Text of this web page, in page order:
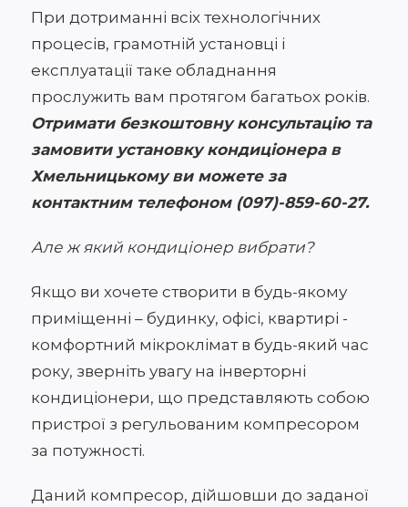
При дотриманні всіх технологічних
процесів, грамотній установці і
експлуатації таке обладнання
прослужить вам протягом багатьох років.
Отримати безкоштовну консультацію та
замовити установку кондиціонера в
Хмельницькому ви можете за
контактним телефоном (097)-859-60-27.
Але ж який кондиціонер вибрати?
Якщо ви хочете створити в будь-якому
приміщенні – будинку, офісі, квартирі -
комфортний мікроклімат в будь-який час
року, зверніть увагу на інверторні
кондиціонери, що представляють собою
пристрої з регульованим компресором
за потужності.
Даний компресор, дійшовши до заданої